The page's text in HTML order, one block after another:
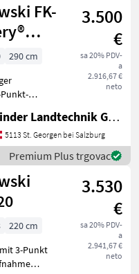
Filtri FK-
M-127
3.500
€
sa 20% PDV-
a
2.916,67 €
neto
290 cm
257 cm
-
Binder Landtechnik GmbH & CoKG
5113 St. Georgen bei Salzburg
Premium Plus trgovac
3.530
€
sa 20% PDV-
a
2.941,67 €
neto
220 cm
3-Punkt